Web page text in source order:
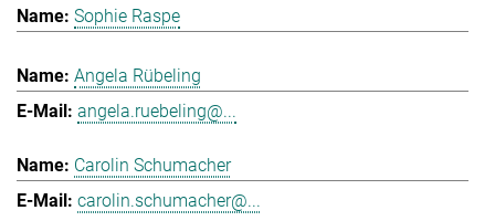
Sophie Raspe
Angela Rübeling
angela.ruebeling@...
Carolin Schumacher
carolin.schumacher@...